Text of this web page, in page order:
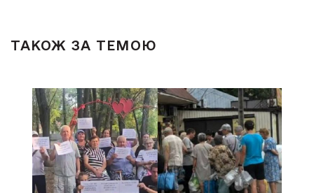
ТАКОЖ ЗА ТЕМОЮ